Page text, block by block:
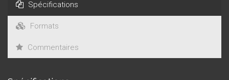
Spécifications
Formats
Commentaires